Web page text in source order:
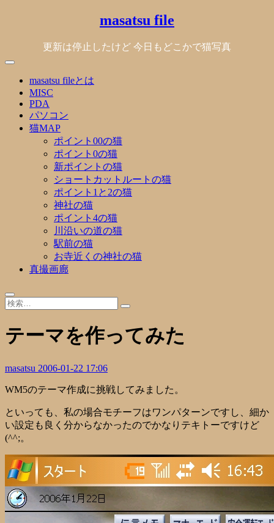
masatsu file
更新は停止したけど 今日もどこかで猫写真
masatsu fileとは
MISC
PDA
パソコン
猫MAP
ポイント00の猫
ポイント0の猫
新ポイントの猫
ショートカットルートの猫
ポイント1と2の猫
神社の猫
ポイント4の猫
川沿いの道の猫
駅前の猫
お寺近くの神社の猫
真撮画廊
テーマを作ってみた
masatsu 2006-01-22 17:06
WM5のテーマ作成に挑戦してみました。
といっても、私の場合モチーフはワンパターンですし、細か
い設定も良く分からなかったのでかなりテキトーですけど
(^^;。